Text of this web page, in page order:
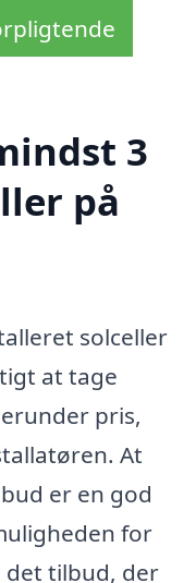
3
på
solceller
at tage
pris,
At
er en god
for
det tilbud, der